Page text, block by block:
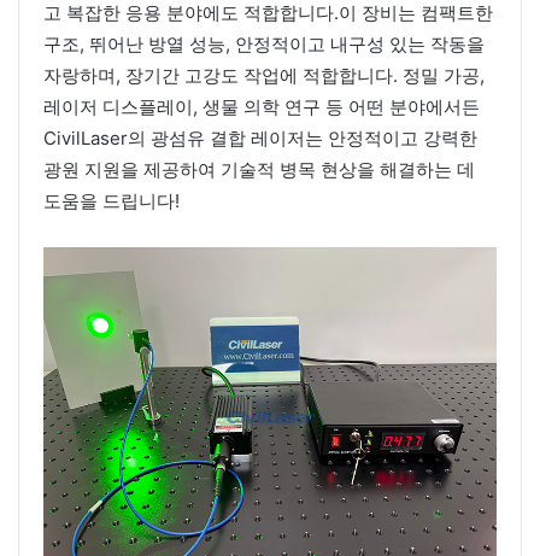
고 복잡한 응용 분야에도 적합합니다.이 장비는 컴팩트한
구조, 뛰어난 방열 성능, 안정적이고 내구성 있는 작동을
자랑하며, 장기간 고강도 작업에 적합합니다. 정밀 가공,
레이저 디스플레이, 생물 의학 연구 등 어떤 분야에서든
CivilLaser의 광섬유 결합 레이저는 안정적이고 강력한
광원 지원을 제공하여 기술적 병목 현상을 해결하는 데
도움을 드립니다!